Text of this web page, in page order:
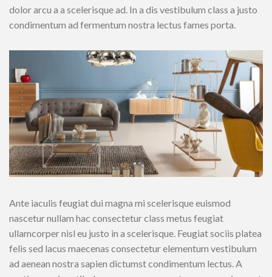
dolor arcu a a scelerisque ad. In a dis vestibulum class a justo
condimentum ad fermentum nostra lectus fames porta.
Ante iaculis feugiat dui magna mi scelerisque euismod
nascetur nullam hac consectetur class metus feugiat
ullamcorper nisl eu justo in a scelerisque. Feugiat sociis platea
felis sed lacus maecenas consectetur elementum vestibulum
ad aenean nostra sapien dictumst condimentum lectus. A